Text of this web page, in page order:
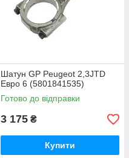
Шатун GP Peugeot 2,3JTD
Евро 6 (5801841535)
Готово до відправки
3 175 ₴
Купити